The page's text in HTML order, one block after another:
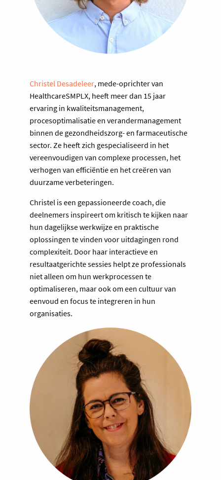
Christel Desadeleer, mede-oprichter van
HealthcareSMPLX, heeft meer dan 15 jaar
ervaring in kwaliteitsmanagement,
procesoptimalisatie en verandermanagement
binnen de gezondheidszorg- en farmaceutische
sector. Ze heeft zich gespecialiseerd in het
vereenvoudigen van complexe processen, het
verhogen van efficiëntie en het creëren van
duurzame verbeteringen.
Christel is een gepassioneerde coach, die
deelnemers inspireert om kritisch te kijken naar
hun dagelijkse werkwijze en praktische
oplossingen te vinden voor uitdagingen rond
complexiteit. Door haar interactieve en
resultaatgerichte sessies helpt ze professionals
niet alleen om hun werkprocessen te
optimaliseren, maar ook om een cultuur van
eenvoud en focus te integreren in hun
organisaties.